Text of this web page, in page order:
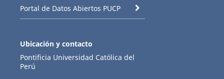
Portal de Datos Abiertos PUCP
Ubicación y contacto
Pontificia Universidad Católica del
Perú